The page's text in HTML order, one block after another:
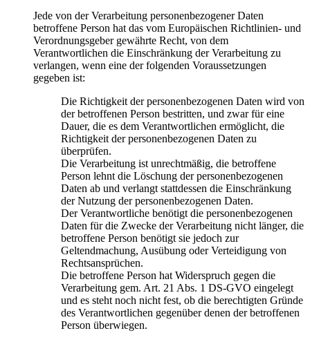
Jede von der Verarbeitung personenbezogener Daten
betroffene Person hat das vom Europäischen Richtlinien- und
Verordnungsgeber gewährte Recht, von dem
Verantwortlichen die Einschränkung der Verarbeitung zu
verlangen, wenn eine der folgenden Voraussetzungen
gegeben ist:
Die Richtigkeit der personenbezogenen Daten wird von
der betroffenen Person bestritten, und zwar für eine
Dauer, die es dem Verantwortlichen ermöglicht, die
Richtigkeit der personenbezogenen Daten zu
überprüfen.
Die Verarbeitung ist unrechtmäßig, die betroffene
Person lehnt die Löschung der personenbezogenen
Daten ab und verlangt stattdessen die Einschränkung
der Nutzung der personenbezogenen Daten.
Der Verantwortliche benötigt die personenbezogenen
Daten für die Zwecke der Verarbeitung nicht länger, die
betroffene Person benötigt sie jedoch zur
Geltendmachung, Ausübung oder Verteidigung von
Rechtsansprüchen.
Die betroffene Person hat Widerspruch gegen die
Verarbeitung gem. Art. 21 Abs. 1 DS-GVO eingelegt
und es steht noch nicht fest, ob die berechtigten Gründe
des Verantwortlichen gegenüber denen der betroffenen
Person überwiegen.